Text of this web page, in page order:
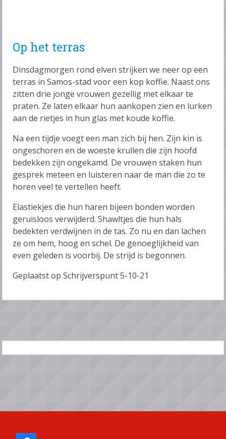
Op het terras
Dinsdagmorgen rond elven strijken we neer op een
terras in Samos-stad voor een kop koffie. Naast ons
zitten drie jonge vrouwen gezellig met elkaar te
praten. Ze laten elkaar hun aankopen zien en lurken
aan de rietjes in hun glas met koude koffie.
Na een tijdje voegt een man zich bij hen. Zijn kin is
ongeschoren en de woeste krullen die zijn hoofd
bedekken zijn ongekamd. De vrouwen staken hun
gesprek meteen en luisteren naar de man die zo te
horen veel te vertellen heeft.
Elastiekjes die hun haren bijeen bonden worden
geruisloos verwijderd. Shawltjes die hun hals
bedekten verdwijnen in de tas. Zo nu en dan lachen
ze om hem, hoog en schel. De genoeglijkheid van
even geleden is voorbij. De strijd is begonnen.
Geplaatst op Schrijverspunt 5-10-21